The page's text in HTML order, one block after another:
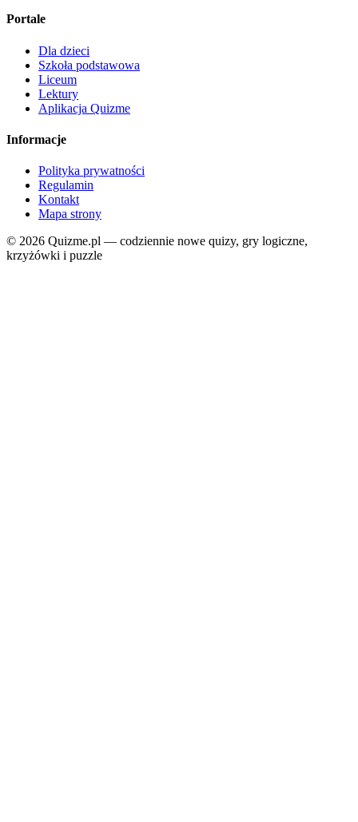
Portale
Dla dzieci
Szkoła podstawowa
Liceum
Lektury
Aplikacja Quizme
Informacje
Polityka prywatności
Regulamin
Kontakt
Mapa strony
© 2026 Quizme.pl — codziennie nowe quizy, gry logiczne,
krzyżówki i puzzle